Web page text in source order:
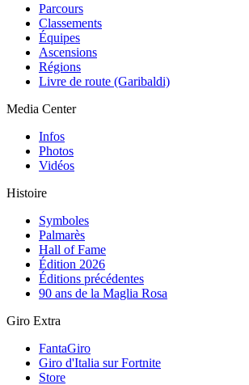
Parcours
Classements
Équipes
Ascensions
Régions
Livre de route (Garibaldi)
Media Center
Infos
Photos
Vidéos
Histoire
Symboles
Palmarès
Hall of Fame
Édition 2026
Éditions précédentes
90 ans de la Maglia Rosa
Giro Extra
FantaGiro
Giro d'Italia sur Fortnite
Store